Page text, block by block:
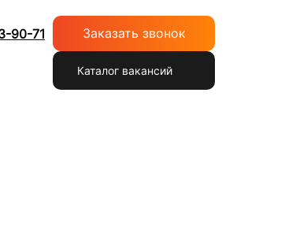
90-71 Заказать звонок
Каталог вакансий